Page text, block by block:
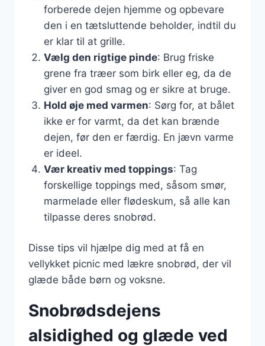
forberede dejen hjemme og opbevare
den i en tætsluttende beholder, indtil du
er klar til at grille.
Vælg den rigtige pinde: Brug friske
grene fra træer som birk eller eg, da de
giver en god smag og er sikre at bruge.
Hold øje med varmen: Sørg for, at bålet
ikke er for varmt, da det kan brænde
dejen, før den er færdig. En jævn varme
er ideel.
Vær kreativ med toppings: Tag
forskellige toppings med, såsom smør,
marmelade eller flødeskum, så alle kan
tilpasse deres snobrød.
Disse tips vil hjælpe dig med at få en
vellykket picnic med lækre snobrød, der vil
glæde både børn og voksne.
Snobrødsdejens
alsidighed og glæde ved